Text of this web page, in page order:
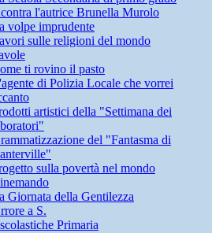
l'autrice Brunella Murolo
volpe imprudente
sulle religioni del mondo
ti rovino il pasto
di Polizia Locale che vorrei
artistici della "Settimana dei
del "Fantasma di
sulla povertà nel mondo
Giornata della Gentilezza
a S.
Primaria